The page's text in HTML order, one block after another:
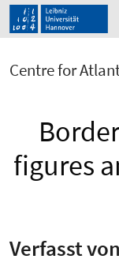
Centre for
figures
Verfasst von